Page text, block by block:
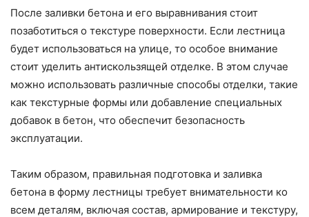
После заливки бетона и его выравнивания стоит
позаботиться о текстуре поверхности. Если лестница
будет использоваться на улице, то особое внимание
стоит уделить антискользящей отделке. В этом случае
можно использовать различные способы отделки, такие
как текстурные формы или добавление специальных
добавок в бетон, что обеспечит безопасность
эксплуатации.
Таким образом, правильная подготовка и заливка
бетона в форму лестницы требует внимательности ко
всем деталям, включая состав, армирование и текстуру,